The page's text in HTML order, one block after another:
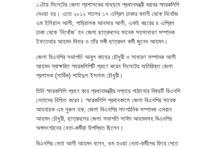
১২টায় সিলেটের জেলা প্রশাসকের মাধ্যমে প্রধানমন্ত্রী বরাবর স্মারকলিপি
দেওয়া হয়। এতে ২০১২ সালের ১৭ এপ্রিল ঢাকার বনানী থেকে নিখোঁজ
এম ইলিয়াস আলী, গাড়িচালক আনসার আলী, একই বছরের ৪ এপ্রিল
ঢাকা থেকে ‘নিখোঁজ’ হন জেলা ছাত্রদলের সাবেক সহসাধারণ সম্পাদক
ইফতেখার আহমদ দিনার ও তাঁর সঙ্গী ছাত্রদল কর্মী জুনেদ আহমদ।
জেলা বিএনপির সভাপতি আবুল কাহের চৌধুরী ও সাধারণ সম্পাদক আলী
আহমদ স্বাক্ষরিত স্মারকলিপিটি গ্রহণ করেন সিলেটের অতিরিক্ত জেলা
প্রশাসক (সার্বিক) শাহিদুল ইসলাম চৌধুরী।
তিনি স্মারকলিপি গ্রহণ করে প্রধানমন্ত্রীর দপ্তরে পাঠানোর বিষয়টি বিএনপি
নেতাদের নিশ্চিত করেন। স্মারকলিপি প্রদানকালে জেলা বিএনপির সাবেক
আহবায়ক এম নুরুল হক, জেলা বিএনপির সাংগঠনিক সম্পাদক এমরান
আহমদ চৌধুরী, ছাত্রদলের জেলা সভাপতি সাঈদ আহমদসহ বিএনপির
অঙ্গসংগঠনের নেতা-কর্মীরা উপস্থিত ছিলেন।
বিএনপির নেতা আলী আহমদ বলেন, গুম হওয়া নেতা-কর্মীদের ফিরে পেতে